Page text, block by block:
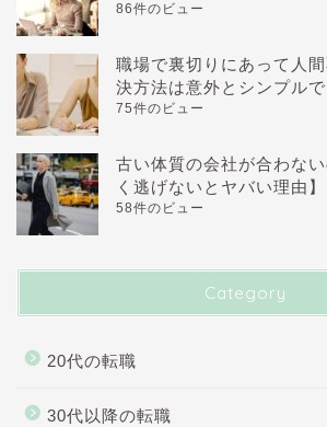
86件のビュー
職場で裏切りにあって人
決方法は意外とシンプルで
75件のビュー
古い体質の会社が合わな
く逃げないとヤバい理由】
58件のビュー
Category
20代の転職
30代以降の転職